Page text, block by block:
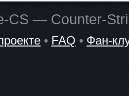
CS — Counter-
• FAQ • Фан-